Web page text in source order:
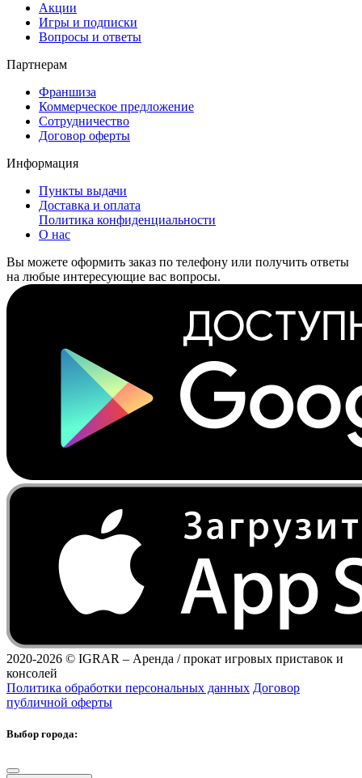
Акции
Игры и подписки
Вопросы и ответы
Партнерам
Франшиза
Коммерческое предложение
Сотрудничество
Договор оферты
Информация
Пункты выдачи
Доставка и оплата
Политика конфиденциальности
О нас
Вы можете оформить заказ по телефону или получить ответы
на любые интересующие вас вопросы.
2020-2026 © IGRAR – Аренда / прокат игровых приставок и
консолей
Политика обработки персональных данных Договор
публичной оферты
Выбор города: